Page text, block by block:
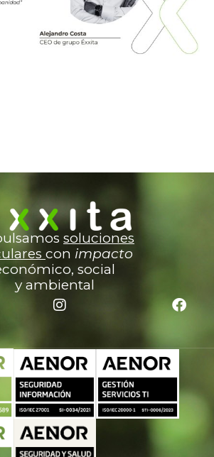
soluciones
con impacto
social
y ambiental